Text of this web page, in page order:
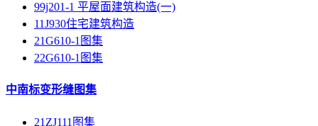
99j201-1 平屋面建筑构造(一)
11J930住宅建筑构造
21G610-1图集
22G610-1图集
中南标变形缝图集
21ZJ111图集